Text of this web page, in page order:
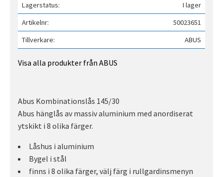
Lagerstatus
I lager
Artikelnr
50023651
Tillverkare
ABUS
Visa alla produkter från ABUS
Abus Kombinationslås 145/30
Abus hänglås av massiv aluminium med anordiserat
ytskikt i 8 olika färger.
Låshus i aluminium
Bygel i stål
finns i 8 olika färger, välj färg i rullgardinsmenyn